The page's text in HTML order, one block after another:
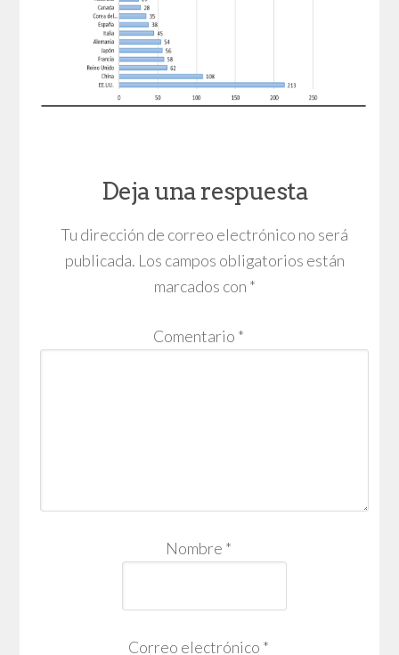
Deja una respuesta
Tu dirección de correo electrónico no será
publicada. Los campos obligatorios están
marcados con *
Comentario *
Nombre *
Correo electrónico *